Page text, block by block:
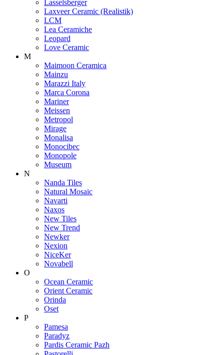
Lasselsberger
Laxveer Ceramic (Realistik)
LCM
Lea Ceramiche
Leopard
Love Ceramic
M
Maimoon Ceramica
Mainzu
Marazzi Italy
Marca Corona
Mariner
Meissen
Metropol
Mirage
Monalisa
Monocibec
Monopole
Museum
N
Nanda Tiles
Natural Mosaic
Navarti
Naxos
New Tiles
New Trend
Newker
Nexion
NiceKer
Novabell
O
Ocean Ceramic
Orient Ceramic
Orinda
Oset
P
Pamesa
Paradyz
Pardis Ceramic Pazh